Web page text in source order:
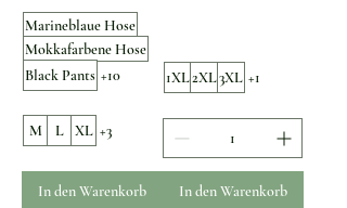
Marineblaue Hose
Mokkafarbene Hose
Black Pants +10
M L XL +3
In den Warenkorb
1XL2XL3XL +1
In den Warenkorb